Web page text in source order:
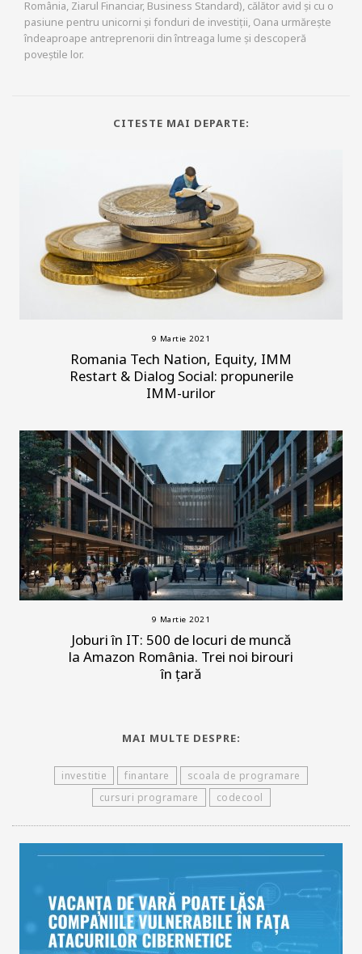
România, Ziarul Financiar, Business Standard), călător avid și cu o
pasiune pentru unicorni și fonduri de investiții, Oana urmărește
îndeaproape antreprenorii din întreaga lume și descoperă
poveștile lor.
CITESTE MAI DEPARTE:
9 Martie 2021
Romania Tech Nation, Equity, IMM
Restart & Dialog Social: propunerile
IMM-urilor
9 Martie 2021
Joburi în IT: 500 de locuri de muncă
la Amazon România. Trei noi birouri
în țară
MAI MULTE DESPRE:
investitie finantare
scoala de programare
cursuri programare
codecool